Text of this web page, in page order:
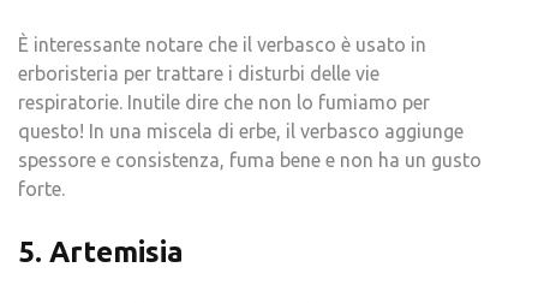
È interessante notare che il verbasco è usato in
erboristeria per trattare i disturbi delle vie
respiratorie. Inutile dire che non lo fumiamo per
questo! In una miscela di erbe, il verbasco aggiunge
spessore e consistenza, fuma bene e non ha un gusto
forte.
5. Artemisia